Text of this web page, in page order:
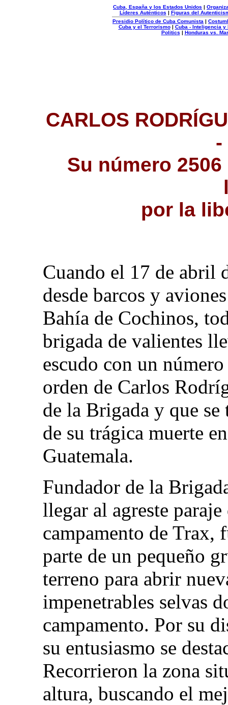
Cuba, España y los Estados Unidos |
Líderes Auténticos | Figuras del
Presidio Político de Cuba Comunista |
Cuba y el Terrorismo| Cuba - Inteligencia y
Politics | Honduras vs.
CARLOS
-
Su número
por la
Cuando el 17 de abril
desde barcos y
Bahía de Cochinos,
brigada de valientes
escudo con un
orden de Carlos
de la Brigada y que
de su trágica muerte
Guatemala.
Fundador de la
llegar al agreste
campamento de Trax,
parte de un pequeño
terreno para abrir
impenetrables selvas
campamento. Por su
su entusiasmo se
Recorrieron la zona
altura, buscando el